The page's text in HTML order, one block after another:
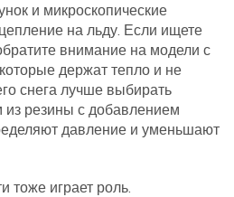
и микроскопические
на льду. Если ищете
внимание на модели с
держат тепло и не
снега лучше выбирать
из резины с добавлением
давление и уменьшают
тоже играет роль.